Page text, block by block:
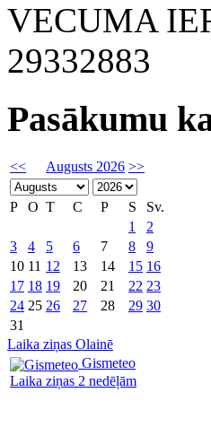
VECUMA
29332883
Pasākumu
<< Augusts 2026 >>
P O T C P S
Sv.
1
2
3
4 5 6 7 8
9
10 11 12 13 14 15 16
17 18 19 20 21 22 23
24 25 26 27 28 29 30
31
Laika ziņas Olainē
Gismeteo
Laika ziņas 2 nedēļām